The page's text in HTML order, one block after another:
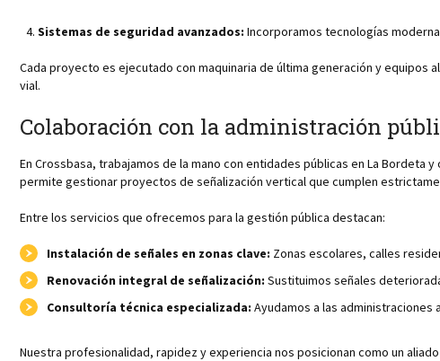
Sistemas de seguridad avanzados: Incorporamos tecnologías
Cada proyecto es ejecutado con maquinaria de última generación y
vial.
Colaboración con la administración
En Crossbasa, trabajamos de la mano con entidades públicas en La
permite gestionar proyectos de señalización vertical que cumplen
Entre los servicios que ofrecemos para la gestión pública destacan:
Instalación de señales en zonas clave: Zonas escolares, calles
Renovación integral de señalización: Sustituimos señales
Consultoría técnica especializada: Ayudamos a las
Nuestra profesionalidad, rapidez y experiencia nos posicionan como un